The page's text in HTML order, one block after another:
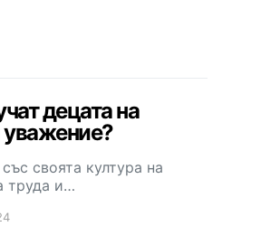
децата на
своята култура на
труда и…